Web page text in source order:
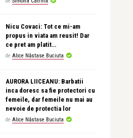
Nicu Covaci: Tot ce mi-am
propus in viata am reusit! Dar
ce pret am platit…
de Alice Năstase Buciuta
AURORA LIICEANU: Barbatii
inca doresc sa fie protectori cu
femeile, dar femeile nu mai au
nevoie de protectia lor
de Alice Năstase Buciuta